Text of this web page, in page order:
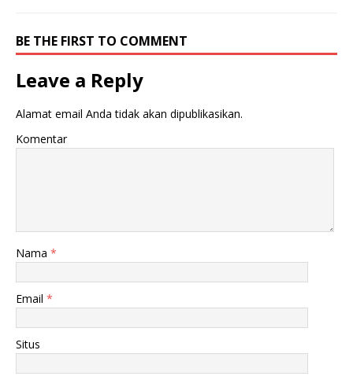
BE THE FIRST TO COMMENT
Leave a Reply
Alamat email Anda tidak akan dipublikasikan.
Komentar
Nama *
Email *
Situs